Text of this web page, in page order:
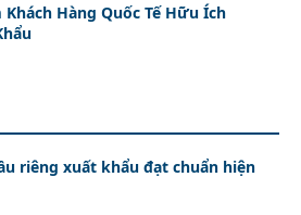
Hàng Quốc Tế Hữu Ích
riêng xuất khẩu đạt chuẩn hiện